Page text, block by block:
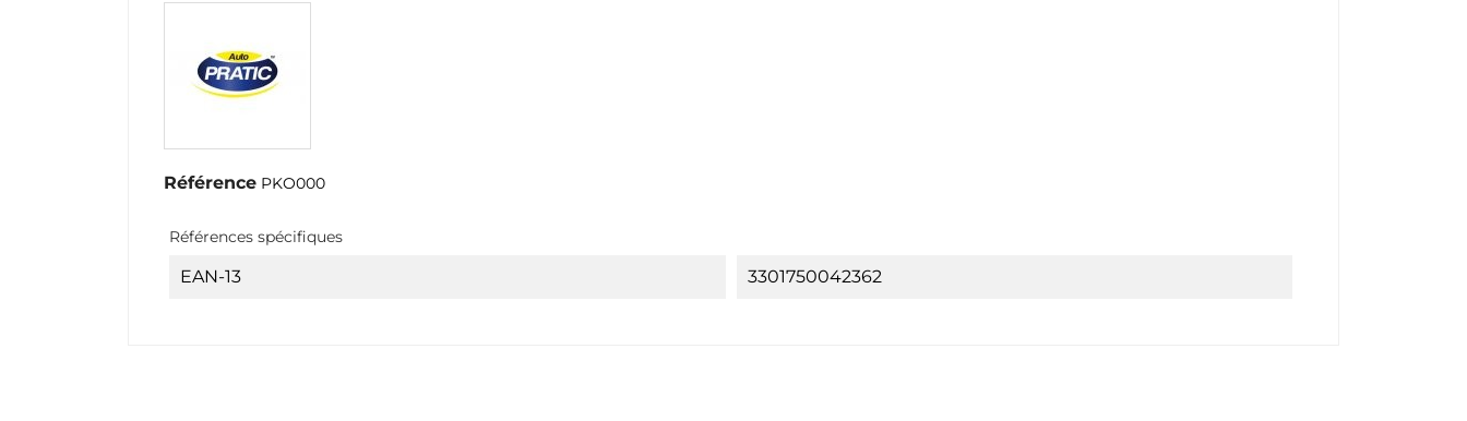
Référence PKO000
Références spécifiques
EAN-13 3301750042362